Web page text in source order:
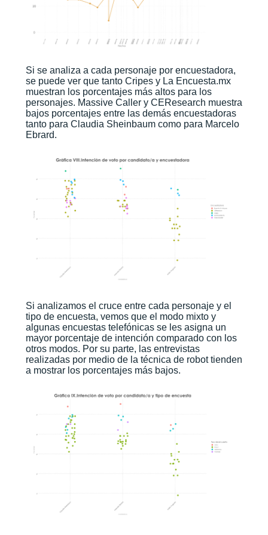
Si se analiza a cada personaje por encuestadora,
se puede ver que tanto Cripes y La Encuesta.mx
muestran los porcentajes más altos para los
personajes. Massive Caller y CEResearch muestra
bajos porcentajes entre las demás encuestadoras
tanto para Claudia Sheinbaum como para Marcelo
Ebrard.
Si analizamos el cruce entre cada personaje y el
tipo de encuesta, vemos que el modo mixto y
algunas encuestas telefónicas se les asigna un
mayor porcentaje de intención comparado con los
otros modos. Por su parte, las entrevistas
realizadas por medio de la técnica de robot tienden
a mostrar los porcentajes más bajos.